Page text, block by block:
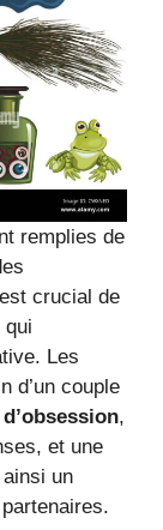
remplies de
crucial de
qui
Les
d’un couple
,
et une
un